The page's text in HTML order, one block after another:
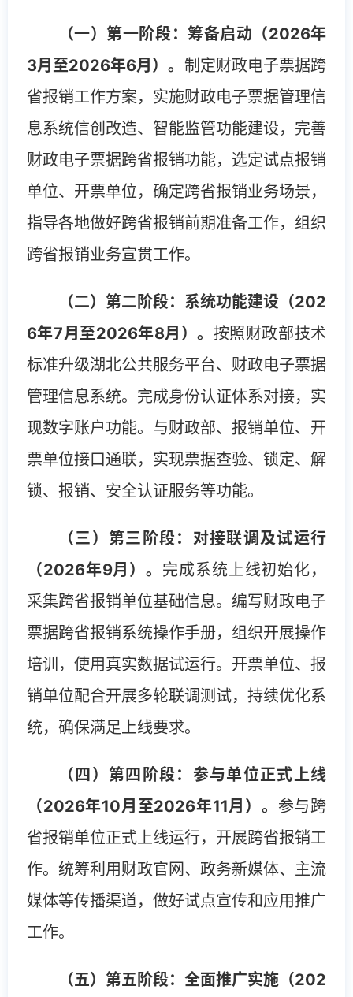
（一）第一阶段：筹备启动（2026年
3月至2026年6月）。 制定财政电子票据跨
省报销工作方案，实施财政电子票据管理信
息系统信创改造、智能监管功能建设，完善
财政电子票据跨省报销功能，选定试点报销
单位、开票单位，确定跨省报销业务场景，
指导各地做好跨省报销前期准备工作，组织
跨省报销业务宣贯工作。
（二）第二阶段：系统功能建设（202
6年7月至2026年8月）。 按照财政部技术
标准升级湖北公共服务平台、财政电子票据
管理信息系统。完成身份认证体系对接，实
现数字账户功能。与财政部、报销单位、开
票单位接口通联，实现票据查验、锁定、解
锁、报销、安全认证服务等功能。
（三）第三阶段：对接联调及试运行
（2026年9月）。 完成系统上线初始化，
采集跨省报销单位基础信息。编写财政电子
票据跨省报销系统操作手册，组织开展操作
培训，使用真实数据试运行。开票单位、报
销单位配合开展多轮联调测试，持续优化系
统，确保满足上线要求。
（四）第四阶段：参与单位正式上线
（2026年10月至2026年11月）。 参与跨
省报销单位正式上线运行，开展跨省报销工
作。统筹利用财政官网、政务新媒体、主流
媒体等传播渠道，做好试点宣传和应用推广
工作。
（五）第五阶段：全面推广实施（202